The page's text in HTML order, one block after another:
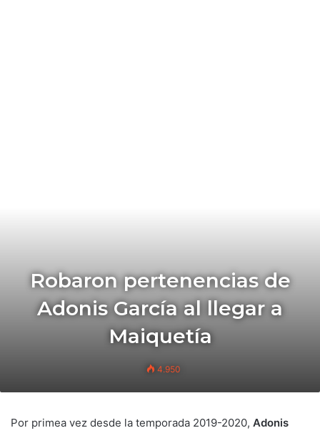
Robaron pertenencias de
Adonis García al llegar a
Maiquetía
4.950
Por primea vez desde la temporada 2019-2020, Adonis